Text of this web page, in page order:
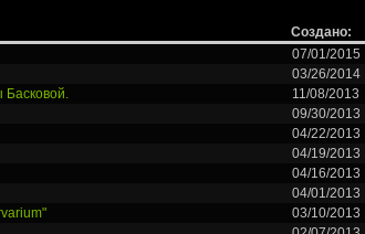
Создано:
07/01/2015
03/26/2014
11/08/2013
09/30/2013
04/22/2013
04/19/2013
04/16/2013
04/01/2013
03/10/2013